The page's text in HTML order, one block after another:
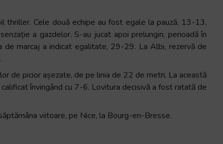
thriller. Cele două echipe au fost egale la pauză, 13-13,
a gazdelor. S-au jucat apoi prelungiri, perioadă în
marcaj a indicat egalitate, 29-29. La Albi, rezervă de
de picior așezate, de pe linia de 22 de metri. La această
învingând cu 7-6. Lovitura decisivă a fost ratată de
viitoare, pe Nice, la Bourg-en-Bresse.